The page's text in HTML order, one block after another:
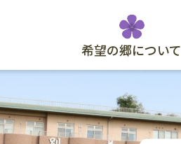
希望の郷について